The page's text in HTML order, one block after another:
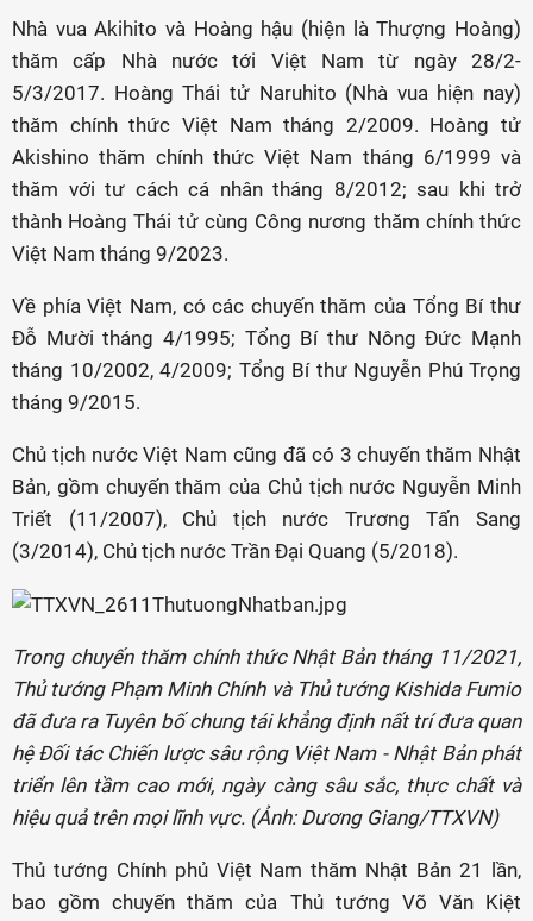
Nhà vua Akihito và Hoàng hậu (hiện là Thượng Hoàng)
thăm cấp Nhà nước tới Việt Nam từ ngày 28/2-
5/3/2017. Hoàng Thái tử Naruhito (Nhà vua hiện nay)
thăm chính thức Việt Nam tháng 2/2009. Hoàng tử
Akishino thăm chính thức Việt Nam tháng 6/1999 và
thăm với tư cách cá nhân tháng 8/2012; sau khi trở
thành Hoàng Thái tử cùng Công nương thăm chính thức
Việt Nam tháng 9/2023.
Về phía Việt Nam, có các chuyến thăm của Tổng Bí thư
Đỗ Mười tháng 4/1995; Tổng Bí thư Nông Đức Mạnh
tháng 10/2002, 4/2009; Tổng Bí thư Nguyễn Phú Trọng
tháng 9/2015.
Chủ tịch nước Việt Nam cũng đã có 3 chuyến thăm Nhật
Bản, gồm chuyến thăm của Chủ tịch nước Nguyễn Minh
Triết (11/2007), Chủ tịch nước Trương Tấn Sang
(3/2014), Chủ tịch nước Trần Đại Quang (5/2018).
Trong chuyến thăm chính thức Nhật Bản tháng 11/2021,
Thủ tướng Phạm Minh Chính và Thủ tướng Kishida Fumio
đã đưa ra Tuyên bố chung tái khẳng định nất trí đưa quan
hệ Đối tác Chiến lược sâu rộng Việt Nam - Nhật Bản phát
triển lên tầm cao mới, ngày càng sâu sắc, thực chất và
hiệu quả trên mọi lĩnh vực. (Ảnh: Dương Giang/TTXVN)
Thủ tướng Chính phủ Việt Nam thăm Nhật Bản 21 lần,
bao gồm chuyến thăm của Thủ tướng Võ Văn Kiệt